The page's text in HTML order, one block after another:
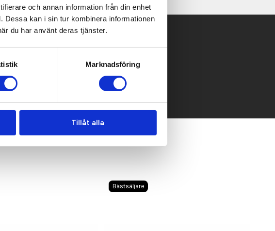
och annan information från din enhet
Dessa kan i sin tur kombinera informationen
du har använt deras tjänster.
Marknadsföring
Tillåt alla
frågor!
Bästsäljare